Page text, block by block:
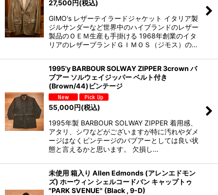
27,500円(税込)
GIMO's レザーテイラードジャケット イタリア製
ジルサンダーなど世界中のハイブランドのレザー
製品のＯＥＭ生産も手掛ける 1968年創業のイタ
リアのレザーブランドＧＩＭＯＳ（ジモス）の…
1995'y BARBOUR SOLWAY ZIPPER 3crown バ
ブアー ソルウェイジッパー ベルト付き
(Brown/44)ビンテージ
55,000円(税込)
1995年製 BARBOUR SOLWAY ZIPPER 着用感、
アタリ、シワなどがございますが特に汚れやダメ
ージはなくビンテージのバブアーとしては良い状
態と言えるかと思います。 欠損し…
未使用 箱入り Allen Edmonds (アレンエドモン
ズ) ホーウィン シェルコードバン キャップトゥ
"PARK SVENUE" (Black , 9-D)